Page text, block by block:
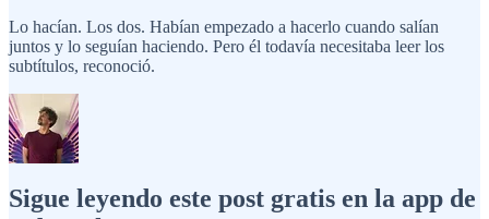
Lo hacían. Los dos. Habían empezado a hacerlo cuando salían
juntos y lo seguían haciendo. Pero él todavía necesitaba leer los
subtítulos, reconoció.
Sigue leyendo este post gratis en la app de